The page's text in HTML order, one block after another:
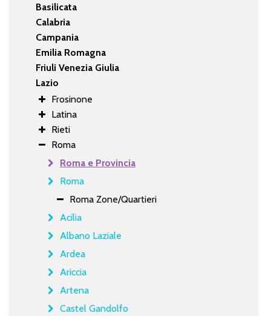
Basilicata
Calabria
Campania
Emilia Romagna
Friuli Venezia Giulia
Lazio
Frosinone
Latina
Rieti
Roma
Roma e Provincia
Roma
Roma Zone/Quartieri
Acilia
Albano Laziale
Ardea
Ariccia
Artena
Castel Gandolfo